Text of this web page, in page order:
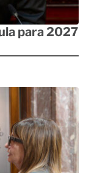
para 2027